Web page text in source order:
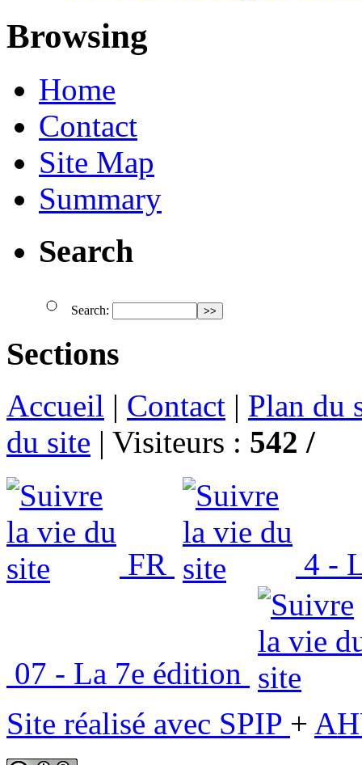
Browsing
Home
Contact
Site Map
Summary
Search
Search:
Sections
Accueil | Contact | Plan du
du site | Visiteurs : 542 /
FR 4 -
07 - La 7e édition
Site réalisé avec SPIP +